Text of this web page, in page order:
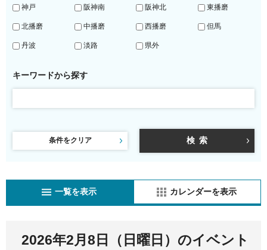
神戸 阪神南 阪神北 東播磨
北播磨 中播磨 西播磨 但馬
丹波 淡路 県外
キーワードから探す
条件をクリア
一覧を表示 カレンダーを表示
2026年2月8日（日曜日）のイベント